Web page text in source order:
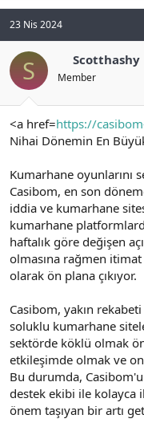
23 Nis 2024
S Scotthashy
Member
<a href=https://
Nihai Dönemin En
Kumarhane oyunlarını
Casibom, en son
iddia ve kumarhane
kumarhane
haftalık göre değişen
olmasına rağmen
olarak ön plana çıkıyor.
Casibom, yakın
soluklu kumarhane
sektörde köklü olmak
etkileşimde olmak ve
Bu durumda,
destek ekibi ile kolayca
önem taşıyan bir artı